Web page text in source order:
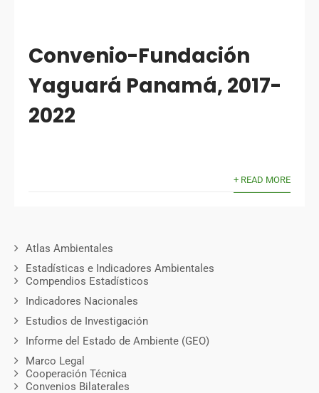
Convenio-Fundación
Yaguará Panamá, 2017-
2022
+ READ MORE
Atlas Ambientales
Estadísticas e Indicadores Ambientales
Compendios Estadísticos
Indicadores Nacionales
Estudios de Investigación
Informe del Estado de Ambiente (GEO)
Marco Legal
Cooperación Técnica
Convenios Bilaterales